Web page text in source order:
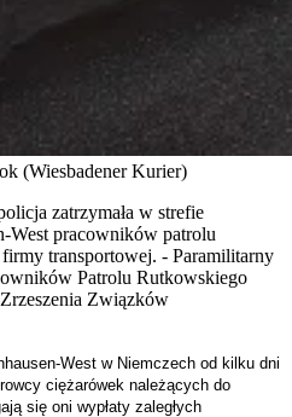
(Wiesbadener Kurier)
zatrzymała w strefie
West pracowników patrolu
transportowej. - Paramilitarny
Patrolu Rutkowskiego
Związków
West w Niemczech od kilku dni
ciężarówek należących do
się oni wypłaty zaległych